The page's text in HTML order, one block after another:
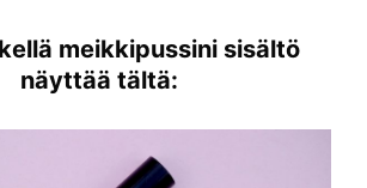
meikkipussini sisältö
näyttää tältä: